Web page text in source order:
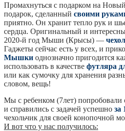
Промахнуться с подарком на
подарок, сделанный своими
приятно. Он хранит тепло рук и
сердца. Оригинальный и
2020-й год Мыши (Крысы) —
Гаджеты сейчас есть у всех, и
Мышки однозначно пригодится
использовать в качестве футляра
или как сумочку для хранения
словом, вещь!
Мы с ребенком (7лет) попробовали
и справились с задачей успешно за
чехольчик для своей конопочной
И вот что у нас получилось: